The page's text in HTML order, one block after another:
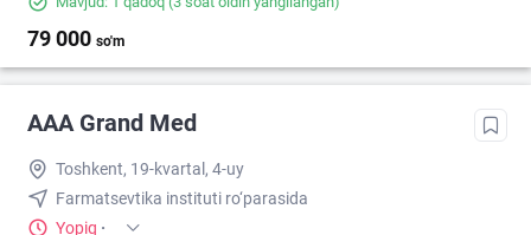
79 000 so'm
AAA Grand Med
Toshkent, 19-kvartal, 4-uy
Farmatsevtika instituti ro‘parasida
Yopiq ·